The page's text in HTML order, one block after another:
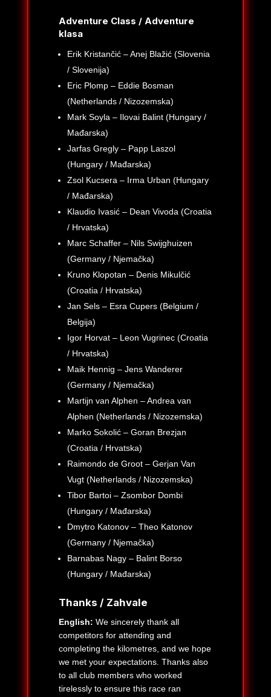
Adventure Class / Adventure
klasa
Erik Kristančić – Anej Blažić (Slovenia
/ Slovenija)
Eric Plomp – Eddie Bosman
(Netherlands / Nizozemska)
Mark Soyla – Ilovai Balint (Hungary /
Mađarska)
Jarfas Gregly – Papp Laszol
(Hungary / Mađarska)
Zsol Kucsera – Irma Urban (Hungary
/ Mađarska)
Klaudio Ivasić – Dean Vivoda (Croatia
/ Hrvatska)
Marc Schaffer – Nils Swijghuizen
(Germany / Njemačka)
Kruno Klopotan – Denis Mikulčić
(Croatia / Hrvatska)
Jan Sels – Esra Cupers (Belgium /
Belgija)
Igor Horvat – Leon Vugrinec (Croatia
/ Hrvatska)
Maik Hennig – Jens Wanderer
(Germany / Njemačka)
Martijn van Alphen – Andrea van
Alphen (Netherlands / Nizozemska)
Marko Sokolić – Goran Brezjan
(Croatia / Hrvatska)
Raimondo de Groot – Gerjan Van
Vugt (Netherlands / Nizozemska)
Tibor Bartoi – Zsombor Dombi
(Hungary / Mađarska)
Dmytro Katonov – Theo Katonov
(Germany / Njemačka)
Barnabas Nagy – Balint Borso
(Hungary / Mađarska)
Thanks / Zahvale
English: We sincerely thank all
competitors for attending and
completing the kilometres, and we hope
we met your expectations. Thanks also
to all club members who worked
tirelessly to ensure this race ran